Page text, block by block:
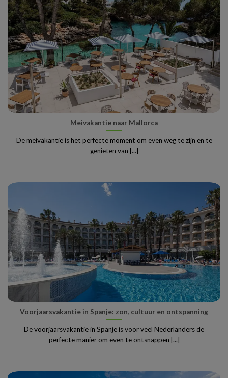
Meivakantie naar Mallorca
De meivakantie is het perfecte moment om even weg te zijn en te
genieten van [...]
Voorjaarsvakantie in Spanje: zon, cultuur en ontspanning
De voorjaarsvakantie in Spanje is voor veel Nederlanders de
perfecte manier om even te ontsnappen [...]